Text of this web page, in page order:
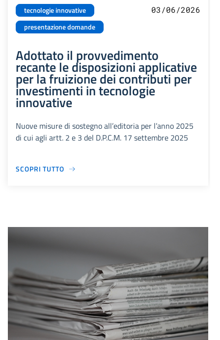
tecnologie innovative
presentazione domande
03/06/2026
Adottato il provvedimento
recante le disposizioni applicative
per la fruizione dei contributi per
investimenti in tecnologie
innovative
Nuove misure di sostegno all’editoria per l’anno 2025
di cui agli artt. 2 e 3 del D.P.C.M. 17 settembre 2025
SCOPRI TUTTO